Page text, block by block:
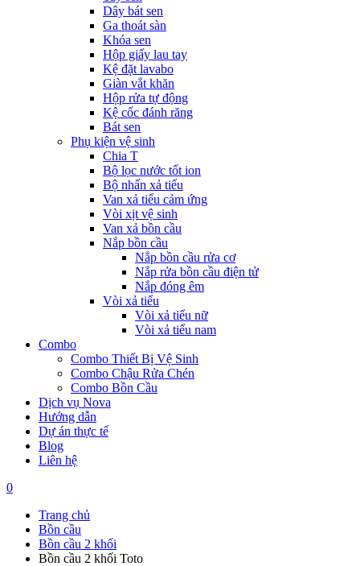
Dây bát sen
Ga thoát sàn
Khóa sen
Hộp giấy lau tay
Kệ đặt lavabo
Giàn vắt khăn
Hộp rửa tự động
Kệ cốc đánh răng
Bát sen
Phụ kiện vệ sinh
Chia T
Bộ lọc nước tốt ion
Bộ nhấn xả tiểu
Van xả tiểu cảm ứng
Vòi xịt vệ sinh
Van xả bồn cầu
Nắp bồn cầu
Nắp bồn cầu rửa cơ
Nắp rửa bồn cầu điện tử
Nắp đóng êm
Vòi xả tiểu
Vòi xả tiểu nữ
Vòi xả tiểu nam
Combo
Combo Thiết Bị Vệ Sinh
Combo Chậu Rửa Chén
Combo Bồn Cầu
Dịch vụ Nova
Hướng dẫn
Dự án thực tế
Blog
Liên hệ
0
Trang chủ
Bồn cầu
Bồn cầu 2 khối
Bồn cầu 2 khối Toto